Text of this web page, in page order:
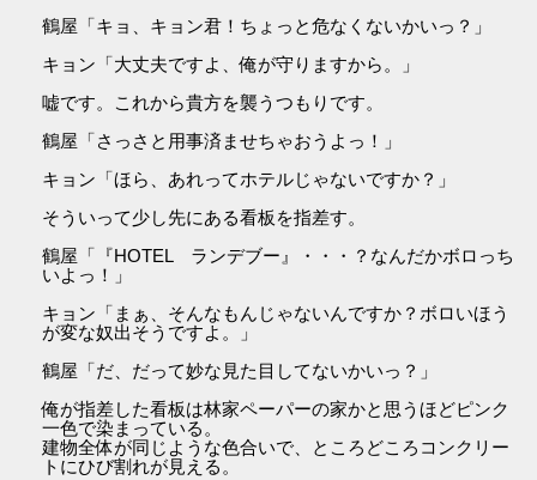
鶴屋「キョ、キョン君！ちょっと危なくないかいっ？」
キョン「大丈夫ですよ、俺が守りますから。」
嘘です。これから貴方を襲うつもりです。
鶴屋「さっさと用事済ませちゃおうよっ！」
キョン「ほら、あれってホテルじゃないですか？」
そういって少し先にある看板を指差す。
鶴屋「『HOTEL ランデブー』・・・？なんだかボロっち
いよっ！」
キョン「まぁ、そんなもんじゃないんですか？ボロいほう
が変な奴出そうですよ。」
鶴屋「だ、だって妙な見た目してないかいっ？」
俺が指差した看板は林家ペーパーの家かと思うほどピンク
一色で染まっている。
建物全体が同じような色合いで、ところどころコンクリー
トにひび割れが見える。